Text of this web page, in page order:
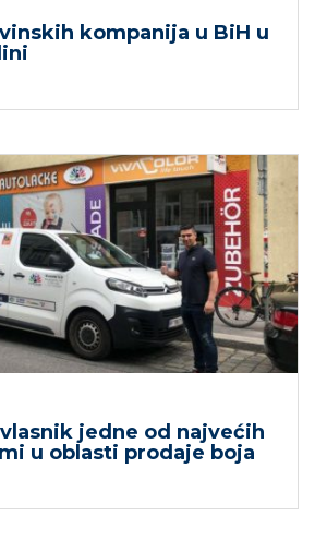
kompanija u BiH u
jedne od najvećih
u oblasti prodaje boja